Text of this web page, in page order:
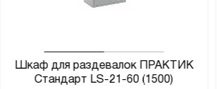
Шкаф для раздевалок ПРАКТИК
Стандарт LS-21-60 (1500)